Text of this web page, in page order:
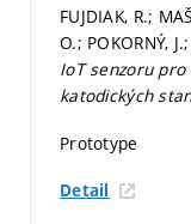
FUJDIAK, R.;
O.; POKORNÝ,
IoT senzoru
katodických
Prototype
Detail